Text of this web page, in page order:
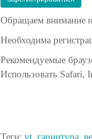
Обращаем внимание
Необходима
Рекомендуемые
Использовать Safari,
Теги: vt, гарнитура,